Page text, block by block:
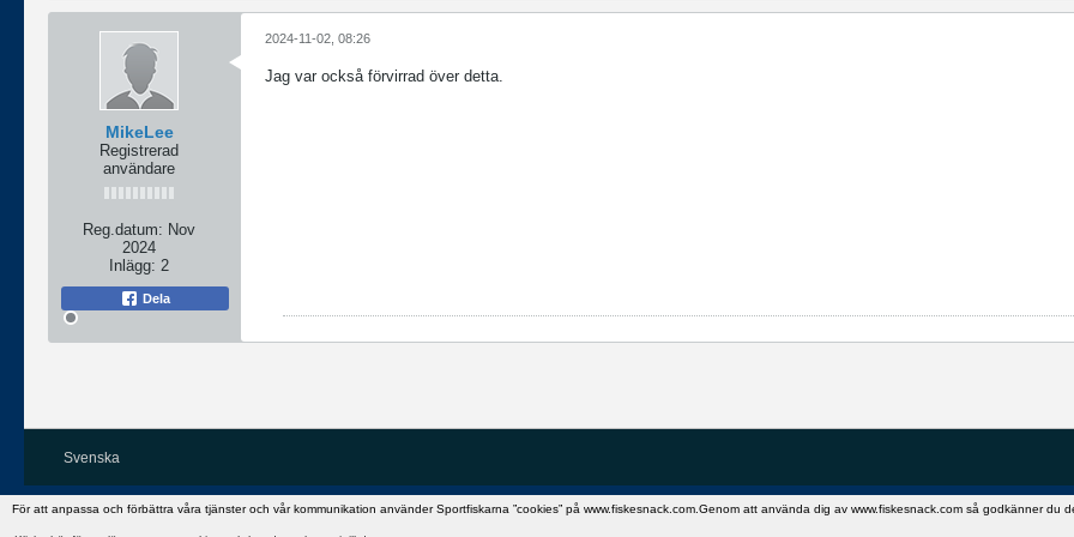
För att anpassa och förbättra våra tjänster och vår kommunikation använder Sportfiskarna ”cookies” på www.fiskesnack.com.Genom att använda dig av www.fiskesnack.com så godkänner du
MikeLee
Registrerad
användare
Reg.datum: Nov
2024
Inlägg: 2
Dela
2024-11-02, 08:26
Jag var också förvirrad över detta.
Svenska